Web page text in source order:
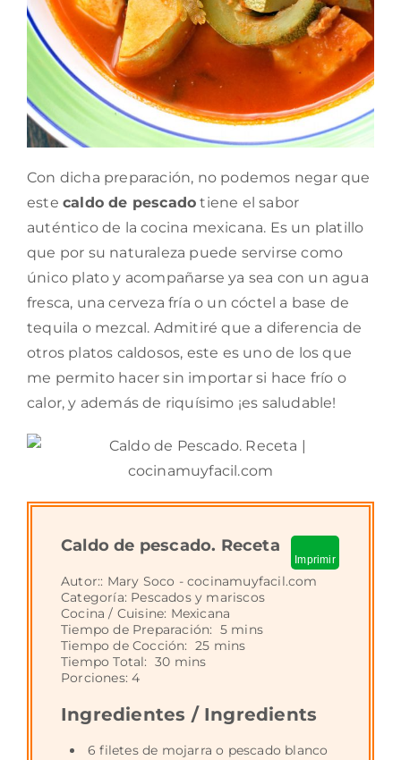
Con dicha preparación, no podemos negar que
este caldo de pescado tiene el sabor
auténtico de la cocina mexicana. Es un platillo
que por su naturaleza puede servirse como
único plato y acompañarse ya sea con un agua
fresca, una cerveza fría o un cóctel a base de
tequila o mezcal. Admitiré que a diferencia de
otros platos caldosos, este es uno de los que
me permito hacer sin importar si hace frío o
calor, y además de riquísimo ¡es saludable!
Imprimir
Caldo de pescado. Receta
Autor:: Mary Soco - cocinamuyfacil.com
Categoría: Pescados y mariscos
Cocina / Cuisine: Mexicana
Tiempo de Preparación: 5 mins
Tiempo de Cocción: 25 mins
Tiempo Total: 30 mins
Porciones:4
Ingredientes / Ingredients
6 filetes de mojarra o pescado blanco